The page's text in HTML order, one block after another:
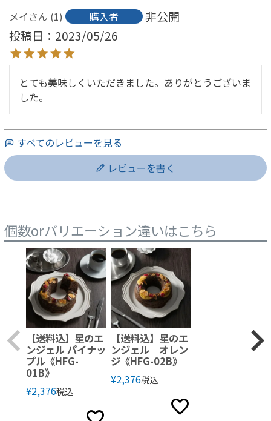
メイ 1 購入者
非公開
投稿日
2023/05/26
とても美味しくいただきました。ありがとうございま
した。
すべてのレビューを見る
レビューを書く
個数orバリエーション違いはこちら
【送料込】星のエ
ンジェル パイナッ
プル《HFG-
01B》
¥2,376税込
【送料込】星のエ
ンジェル オレン
ジ《HFG-02B》
¥2,376税込